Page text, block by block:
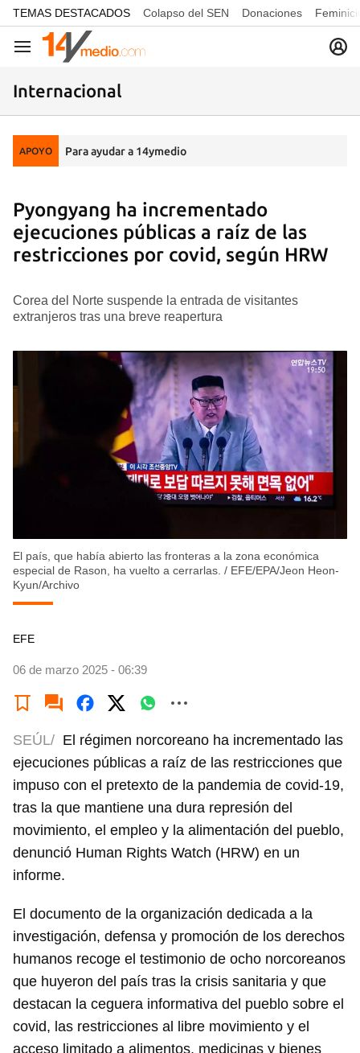
common.go-to-content
TEMAS DESTACADOS Colapso del SEN Donaciones
Navegación
Internacional
APOYO Para ayudar a 14ymedio
Pyongyang ha incrementado
ejecuciones públicas a raíz de las
restricciones por covid, según HRW
Corea del Norte suspende la entrada de visitantes
extranjeros tras una breve reapertura
El país, que había abierto las fronteras a la zona económica
especial de Rason, ha vuelto a cerrarlas. / EFE/EPA/Jeon Heon-
Kyun/Archivo
EFE
06 de marzo 2025 - 06:39
SEÚL/ El régimen norcoreano ha incrementado las
ejecuciones públicas a raíz de las restricciones que
impuso con el pretexto de la pandemia de covid-19,
tras la que mantiene una dura represión del
movimiento, el empleo y la alimentación del pueblo,
denunció Human Rights Watch (HRW) en un
informe.
El documento de la organización dedicada a la
investigación, defensa y promoción de los derechos
humanos recoge el testimonio de ocho norcoreanos
que huyeron del país tras la crisis sanitaria y que
destacan la ceguera informativa del pueblo sobre el
covid, las restricciones al libre movimiento y el
acceso limitado a alimentos, medicinas y bienes